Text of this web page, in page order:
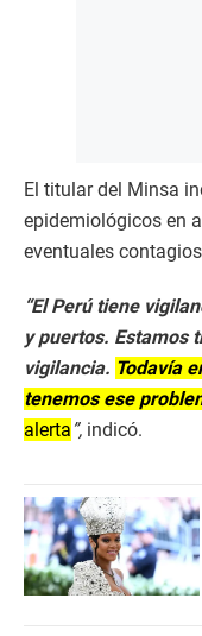
El titular del Minsa
epidemiológicos en
eventuales
“El Perú tiene
y puertos. Estamos
vigilancia. Todavía
tenemos ese
alerta ”, indicó.